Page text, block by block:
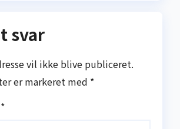
svar
vil ikke blive publiceret.
er markeret med *
*